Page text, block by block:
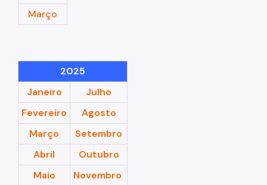
Serviços
SAME
Resultado de Exames
Exames
Amb. Descentralizados
Março
2025
Janeiro
Julho
Fevereiro
Agosto
Março
Setembro
Abril
Outubro
Maio
Novembro